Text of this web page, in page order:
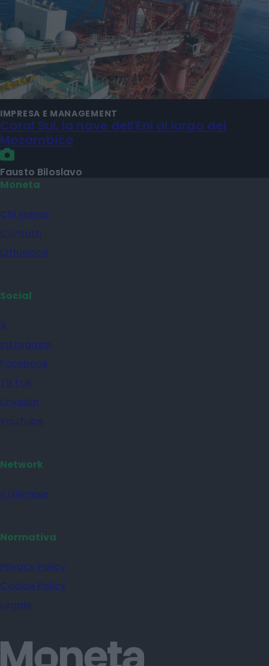
IMPRESA E MANAGEMENT
Coral Sul, la nave dell'Eni al largo del
Mozambico
Fausto Biloslavo
Moneta
Chi siamo
Contatti
Diffusione
Social
X
Instagram
Facebook
TikTok
Linkedin
YouTube
Network
il Giornale
Normativa
Privacy Policy
Cookie Policy
Legale